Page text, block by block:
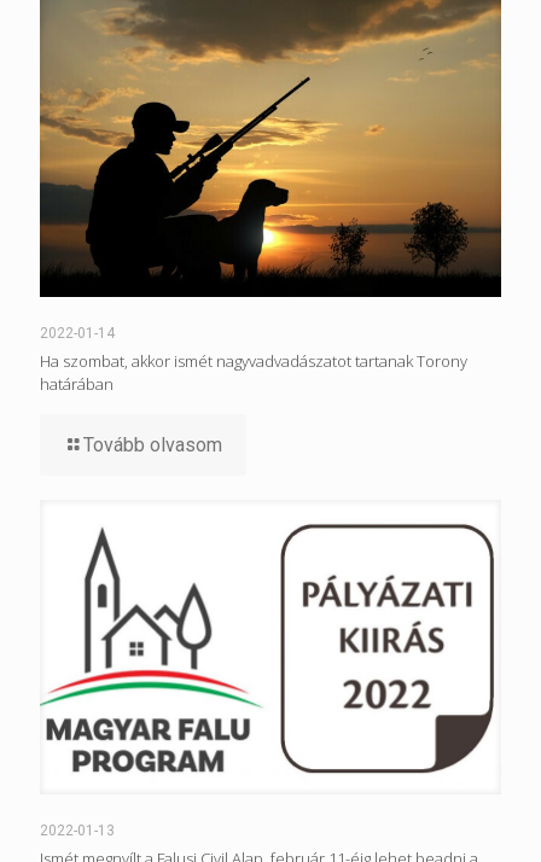
2022-01-14
Ha szombat, akkor ismét nagyvadvadászatot tartanak Torony
határában
Tovább olvasom
2022-01-13